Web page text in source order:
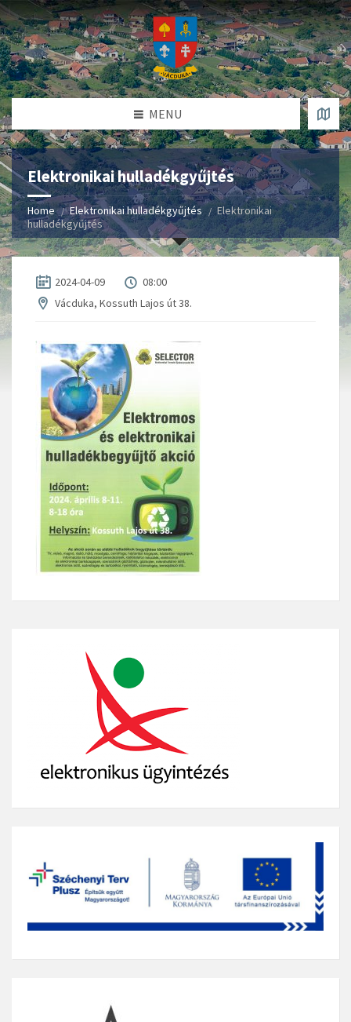
MENU
Elektronikai hulladékgyűjtés
Home Elektronikai hulladékgyűjtés
Elektronikai
hulladékgyűjtés
2024-04-09
08:00
Vácduka, Kossuth Lajos út 38.